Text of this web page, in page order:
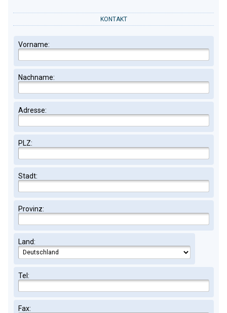
KONTAKT
Vorname:
Nachname:
Adresse:
PLZ:
Stadt:
Provinz:
Land:
Tel:
Fax: